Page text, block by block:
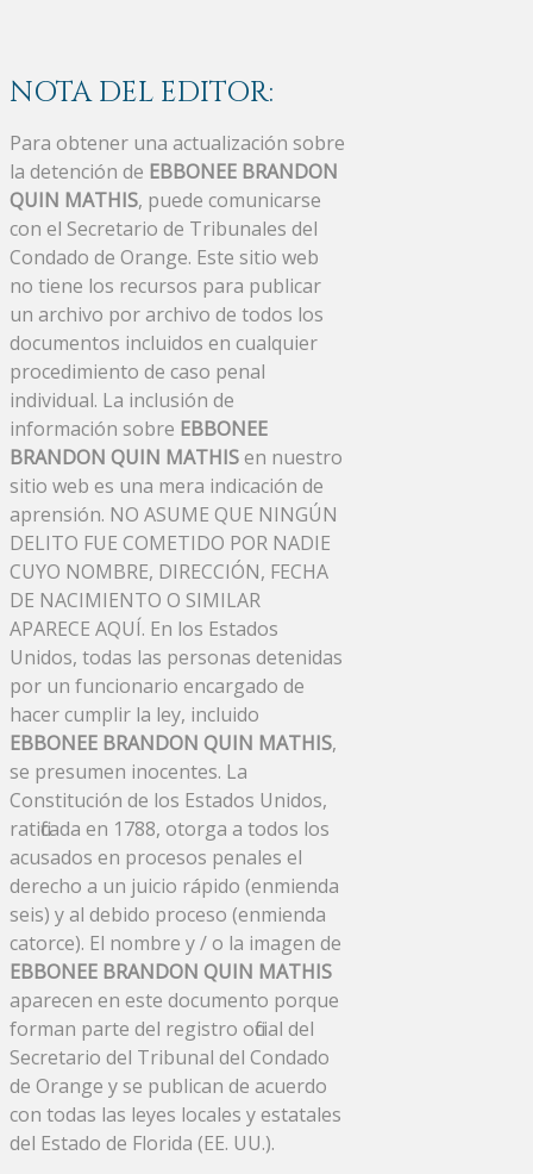
NOTA DEL EDITOR:
Para obtener una actualización sobre
la detención de EBBONEE BRANDON
QUIN MATHIS, puede comunicarse
con el Secretario de Tribunales del
Condado de Orange. Este sitio web
no tiene los recursos para publicar
un archivo por archivo de todos los
documentos incluidos en cualquier
procedimiento de caso penal
individual. La inclusión de
información sobre EBBONEE
BRANDON QUIN MATHISen nuestro
sitio web es una mera indicación de
aprensión. NO ASUME QUE NINGÚN
DELITO FUE COMETIDO POR NADIE
CUYO NOMBRE, DIRECCIÓN, FECHA
DE NACIMIENTO O SIMILAR
APARECE AQUÍ. En los Estados
Unidos, todas las personas detenidas
por un funcionario encargado de
hacer cumplir la ley, incluido
EBBONEE BRANDON QUIN MATHIS,
se presumen inocentes. La
Constitución de los Estados Unidos,
ratificada en 1788, otorga a todos los
acusados ​​en procesos penales el
derecho a un juicio rápido (enmienda
seis) y al debido proceso (enmienda
catorce). El nombre y / o la imagen de
EBBONEE BRANDON QUIN MATHIS
aparecen en este documento porque
forman parte del registro oficial del
Secretario del Tribunal del Condado
de Orange y se publican de acuerdo
con todas las leyes locales y estatales
del Estado de Florida (EE. UU.).